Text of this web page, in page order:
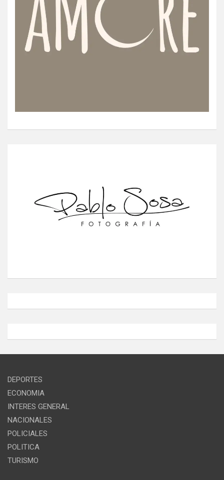
DEPORTES
ECONOMIA
INTERES GENERAL
NACIONALES
POLICIALES
POLITICA
TURISMO